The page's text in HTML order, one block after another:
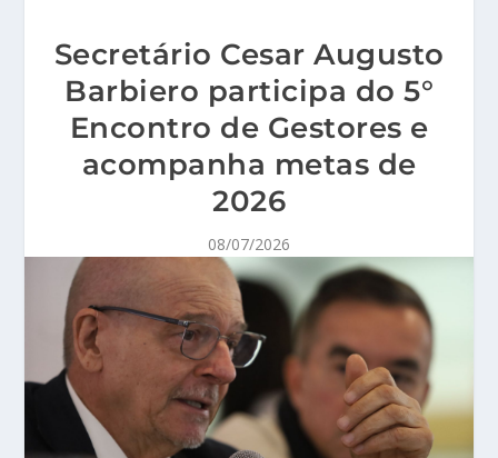
Secretário Cesar Augusto
Barbiero participa do 5°
Encontro de Gestores e
acompanha metas de
2026
08/07/2026